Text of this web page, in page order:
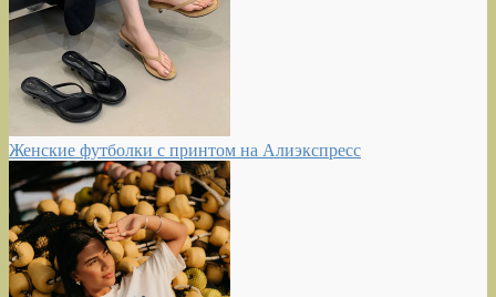
Женские футболки с принтом на Алиэкспресс